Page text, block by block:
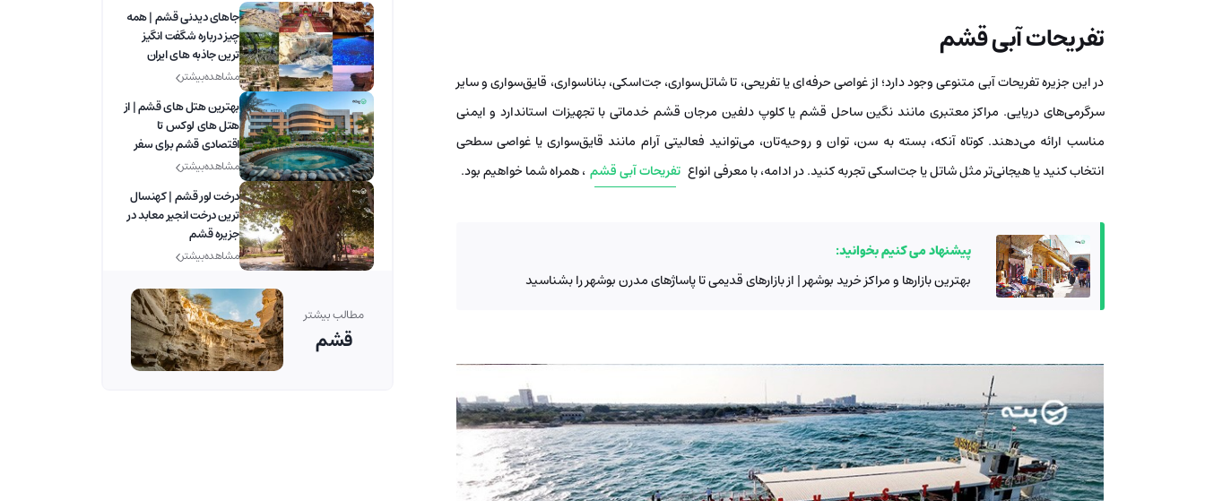
تفریحات آبی قشم
در این جزیره تفریحات آبی متنوعی وجود دارد؛ از غواصی حرفه‌ای یا تفریحی، تا شاتل‌سواری، جت‌اسکی، بناناسواری، قایق‌سواری و سایر
سرگرمی‌های دریایی. مراکز معتبری مانند نگین ساحل قشم یا کلوپ دلفین مرجان قشم خدماتی با تجهیزات استاندارد و ایمنی
مناسب ارائه می‌دهند. کوتاه آنکه، بسته به سن، توان و روحیه‌تان، می‌توانید فعالیتی آرام مانند قایق‌سواری یا غواصی سطحی
انتخاب کنید یا هیجانی‌تر مثل شاتل یا جت‌اسکی تجربه کنید. در ادامه، با معرفی انواع تفریحات آبی قشم ، همراه شما خواهیم بود.
پیشنهاد می کنیم بخوانید:
بهترین بازارها و مراکز خرید بوشهر | از بازارهای قدیمی تا پاساژهای مدرن بوشهر را بشناسید
جاهای دیدنی قشم | همه
چیز درباره شگفت انگیز
ترین جاذبه های ایران
مشاهده بیشتر
بهترین هتل های قشم | از
هتل های لوکس تا
اقتصادی قشم برای سفر
راحت ترم
مشاهده بیشتر
درخت لور قشم | کهنسال
ترین درخت انجیر معابد در
جزیره قشم
مشاهده بیشتر
مطالب بیشتر
قشم